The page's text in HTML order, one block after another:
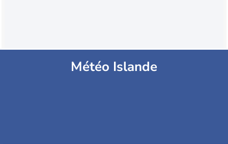
Météo Islande